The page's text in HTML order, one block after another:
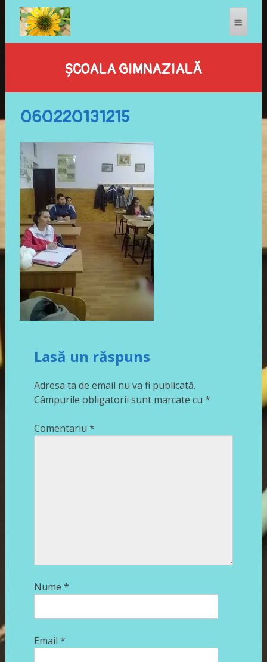
ȘCOALA GIMNAZIALĂ
060220131215
Lasă un răspuns
Adresa ta de email nu va fi publicată.
Câmpurile obligatorii sunt marcate cu *
Comentariu *
Nume *
Email *